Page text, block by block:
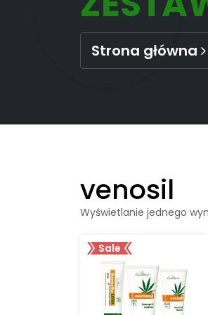
Strona główna
venosil
Wyświetlanie jednego
Sale